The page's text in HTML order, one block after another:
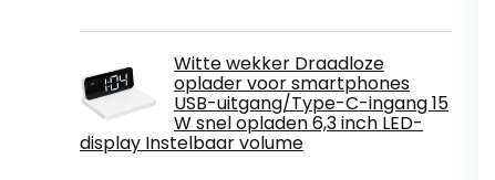
Witte wekker Draadloze
oplader voor smartphones
USB-uitgang/Type-C-ingang 15
W snel opladen 6,3 inch LED-
display Instelbaar volume